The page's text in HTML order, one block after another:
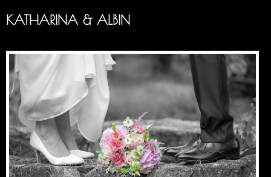
KATHARINA & ALBIN